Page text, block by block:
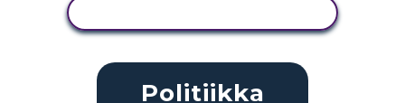
Politiikka